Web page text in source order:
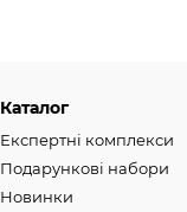
Каталог
Експертні комплекси
Подарункові набори
Новинки